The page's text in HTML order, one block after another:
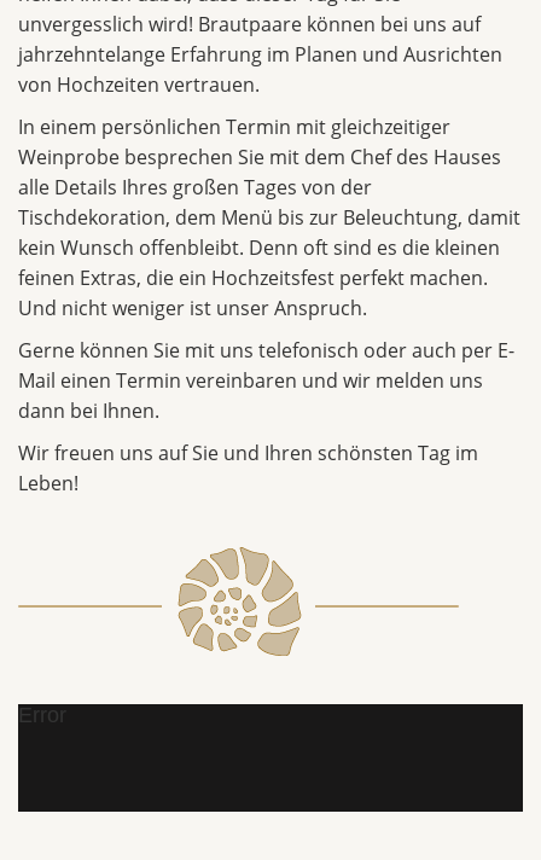
unvergesslich wird! Brautpaare können bei uns auf
jahrzehntelange Erfahrung im Planen und Ausrichten
von Hochzeiten vertrauen.
In einem persönlichen Termin mit gleichzeitiger
Weinprobe besprechen Sie mit dem Chef des Hauses
alle Details Ihres großen Tages von der
Tischdekoration, dem Menü bis zur Beleuchtung, damit
kein Wunsch offenbleibt. Denn oft sind es die kleinen
feinen Extras, die ein Hochzeitsfest perfekt machen.
Und nicht weniger ist unser Anspruch.
Gerne können Sie mit uns telefonisch oder auch per E-
Mail einen Termin vereinbaren und wir melden uns
dann bei Ihnen.
Wir freuen uns auf Sie und Ihren schönsten Tag im
Leben!
Error